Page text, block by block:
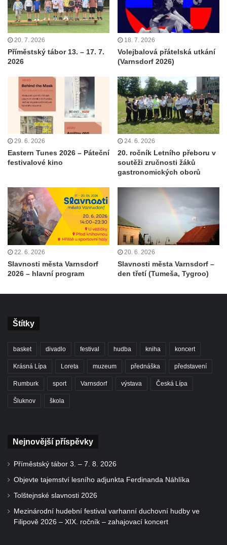
20. 7. 2026
Příměstský tábor 13. – 17. 7.
2026
18. 7. 2026
Volejbalová přátelská utkání
(Varnsdorf 2026)
29. 6. 2026
Eastern Tunes 2026 – Páteční
festivalové kino
24. 6. 2026
20. ročník Letního přeboru v
soutěži zručnosti žáků
gastronomických oborů
22. 6. 2026
Slavnosti města Varnsdorf
2026 – hlavní program
20. 6. 2026
Slavnosti města Varnsdorf –
den třetí (Tumeša, Tygroo)
Štítky
basket divadlo festival hudba kniha koncert
Krásná Lípa Loreta muzeum přednáška představení
Rumburk sport Varnsdorf výstava Česká Lípa
Šluknov škola
Nejnovější příspěvky
Příměstský tábor 3. – 7. 8. 2026
Objevte tajemství lesního adjunkta Ferdinanda Náhlíka
Tolštejnské slavnosti 2026
Mezinárodní hudební festival varhanní duchovní hudby ve
Filipově 2026 – XIX. ročník – zahajovací koncert